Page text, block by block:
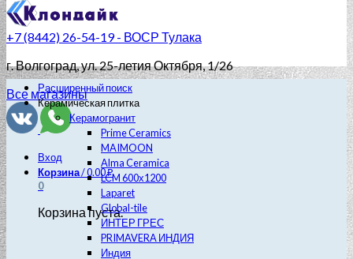
+7 (8442) 26-54-19 - ВОСР Тулака
г. Волгоград, ул. 25-летия Октября, 1/26
Все магазины
Вход
Корзина/0.00₽
0
Корзина пуста.
Расширенный поиск
Керамическая плитка
Керамогранит
Prime Ceramics
MAIMOON
Alma Ceramica
LCM 600х1200
Laparet
Global-tile
ИНТЕР ГРЕС
PRIMAVERA ИНДИЯ
Индия